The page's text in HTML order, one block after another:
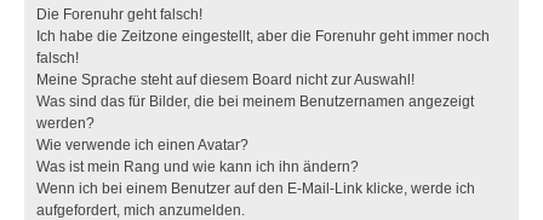
Die Forenuhr geht falsch!
Ich habe die Zeitzone eingestellt, aber die Forenuhr geht immer noch
falsch!
Meine Sprache steht auf diesem Board nicht zur Auswahl!
Was sind das für Bilder, die bei meinem Benutzernamen angezeigt
werden?
Wie verwende ich einen Avatar?
Was ist mein Rang und wie kann ich ihn ändern?
Wenn ich bei einem Benutzer auf den E-Mail-Link klicke, werde ich
aufgefordert, mich anzumelden.